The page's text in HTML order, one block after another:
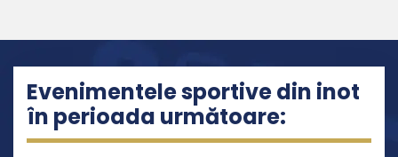
Evenimentele sportive din inot
în perioada următoare: